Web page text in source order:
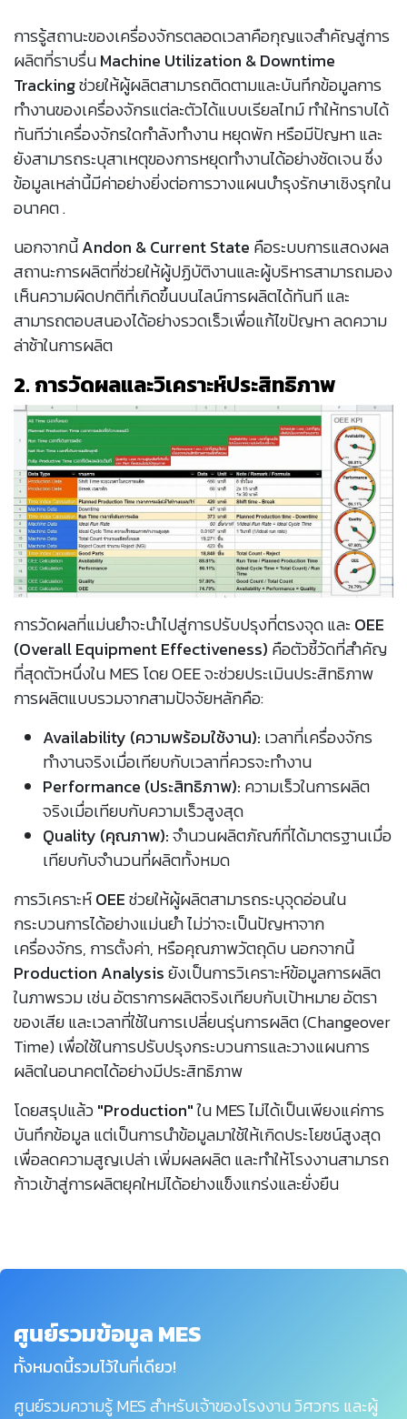
การรู้สถานะของเครื่องจักรตลอดเวลาคือกุญแจสำคัญสู่การ
ผลิตที่ราบรื่นMachine Utilization & Downtime
Trackingช่วยให้ผู้ผลิตสามารถติดตามและบันทึกข้อมูลการ
ทำงานของเครื่องจักรแต่ละตัวได้แบบเรียลไทม์ ทำให้ทราบได้
ทันทีว่าเครื่องจักรใดกำลังทำงาน หยุดพัก หรือมีปัญหา และ
ยังสามารถระบุสาเหตุของการหยุดทำงานได้อย่างชัดเจน ซึ่ง
ข้อมูลเหล่านี้มีค่าอย่างยิ่งต่อการวางแผนบำรุงรักษาเชิงรุกใน
อนาคต .
นอกจากนี้Andon & Current State คือระบบการแสดงผล
สถานะการผลิตที่ช่วยให้ผู้ปฏิบัติงานและผู้บริหารสามารถมอง
เห็นความผิดปกติที่เกิดขึ้นบนไลน์การผลิตได้ทันที และ
สามารถตอบสนองได้อย่างรวดเร็วเพื่อแก้ไขปัญหา ลดความ
ล่าช้าในการผลิต
2. การวัดผลและวิเคราะห์ประสิทธิภาพ
การวัดผลที่แม่นยำจะนำไปสู่การปรับปรุงที่ตรงจุด และ OEE
(Overall Equipment Effectiveness) คือตัวชี้วัดที่สำคัญ
ที่สุดตัวหนึ่งใน MES โดย OEE จะช่วยประเมินประสิทธิภาพ
การผลิตแบบรวมจากสามปัจจัยหลักคือ:
Availability (ความพร้อมใช้งาน): เวลาที่เครื่องจักร
ทำงานจริงเมื่อเทียบกับเวลาที่ควรจะทำงาน
Performance (ประสิทธิภาพ): ความเร็วในการผลิต
จริงเมื่อเทียบกับความเร็วสูงสุด
Quality (คุณภาพ):จำนวนผลิตภัณฑ์ที่ได้มาตรฐานเมื่อ
เทียบกับจำนวนที่ผลิตทั้งหมด
การวิเคราะห์OEEช่วยให้ผู้ผลิตสามารถระบุจุดอ่อนใน
กระบวนการได้อย่างแม่นยำ ไม่ว่าจะเป็นปัญหาจาก
เครื่องจักร, การตั้งค่า, หรือคุณภาพวัตถุดิบ นอกจากนี้
Production Analysisยังเป็นการวิเคราะห์ข้อมูลการผลิต
ในภาพรวม เช่น อัตราการผลิตจริงเทียบกับเป้าหมาย อัตรา
ของเสีย และเวลาที่ใช้ในการเปลี่ยนรุ่นการผลิต (Changeover
Time) เพื่อใช้ในการปรับปรุงกระบวนการและวางแผนการ
ผลิตในอนาคตได้อย่างมีประสิทธิภาพ
โดยสรุปแล้ว"Production"ใน MES ไม่ได้เป็นเพียงแค่การ
บันทึกข้อมูล แต่เป็นการนำข้อมูลมาใช้ให้เกิดประโยชน์สูงสุด
เพื่อลดความสูญเปล่า เพิ่มผลผลิต และทำให้โรงงานสามารถ
ก้าวเข้าสู่การผลิตยุคใหม่ได้อย่างแข็งแกร่งและยั่งยืน
ศูนย์รวมข้อมูล MES
ทั้งหมดนี้รวมไว้ในที่เดียว!
ศูนย์รวมความรู้ MES สำหรับเจ้าของโรงงาน วิศวกร และผู้